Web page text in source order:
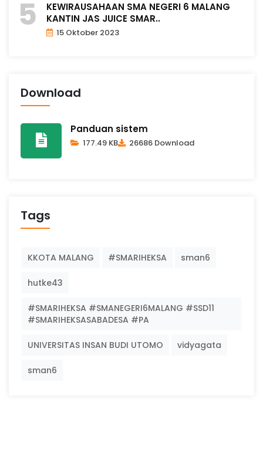
KEWIRAUSAHAAN SMA NEGERI 6 MALANG
KANTIN JAS JUICE SMAR..
15 Oktober 2023
Download
Panduan sistem
177.49 KB 26686 Download
Tags
KKOTA MALANG #SMARIHEKSA sman6
hutke43
#SMARIHEKSA #SMANEGERI6MALANG #SSD11
#SMARIHEKSASABADESA #PA
UNIVERSITAS INSAN BUDI UTOMO vidyagata
sman6